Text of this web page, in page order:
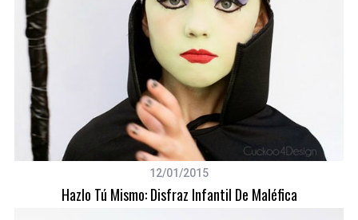
12/01/2015
Hazlo Tú Mismo: Disfraz Infantil De Maléfica